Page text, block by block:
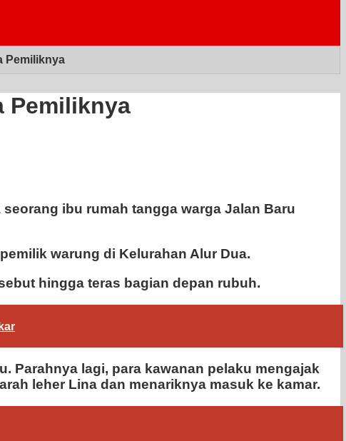
Pemiliknya
Pemiliknya
ibu rumah tangga warga Jalan Baru
warung di Kelurahan Alur Dua.
hingga teras bagian depan rubuh.
Parahnya lagi, para kawanan pelaku mengajak
leher Lina dan menariknya masuk ke kamar.